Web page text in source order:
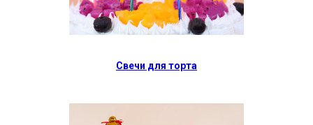
Свечи для торта